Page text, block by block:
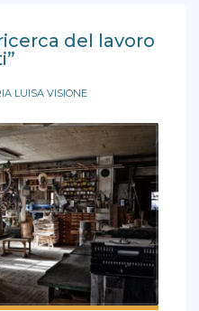
del lavoro
LUISA VISIONE